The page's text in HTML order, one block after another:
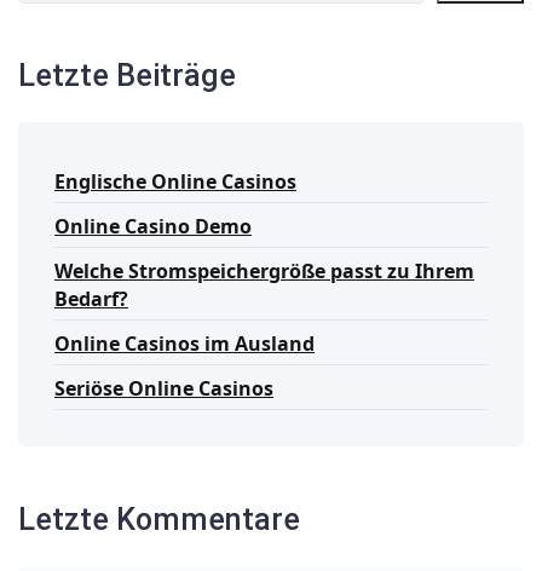
Letzte Beiträge
Englische Online Casinos
Online Casino Demo
Welche Stromspeichergröße passt zu Ihrem
Bedarf?
Online Casinos im Ausland
Seriöse Online Casinos
Letzte Kommentare